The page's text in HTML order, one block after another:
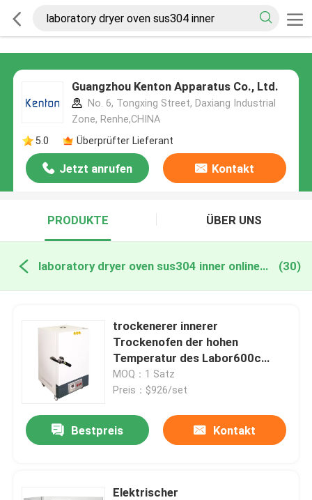
Guangzhou Kenton Apparatus Co., Ltd.
No. 6, Tongxing Street, Daxiang Industrial
Zone, Renhe,CHINA
5.0
Überprüfter Lieferant
Jetzt anrufen Kontakt
PRODUKTE ÜBER UNS
laboratory dryer oven sus304 inner online manufacture (30)
trockenerer innerer
Trockenofen der hohen
Temperatur des Labor600c
Ofen-SUS304
MOQ：1 Satz
Preis：$926/set
Bestpreis Kontakt
Elektrischer